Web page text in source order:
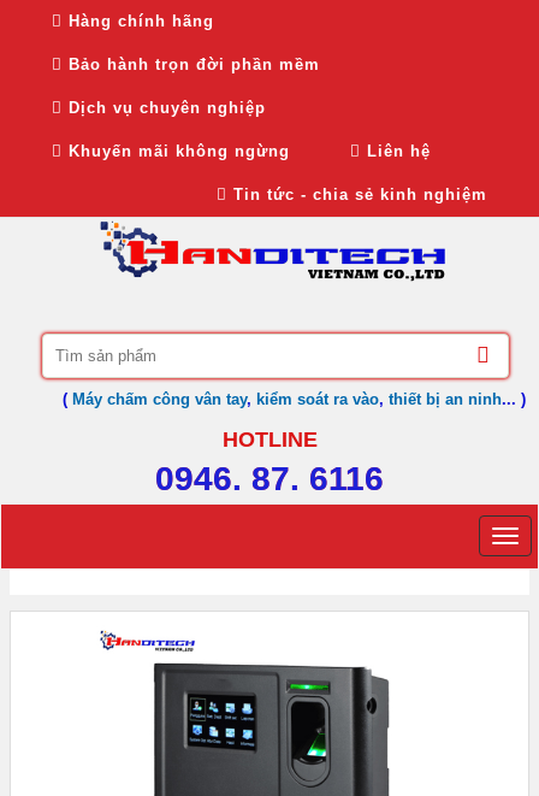
Hàng chính hãng
Bảo hành trọn đời phần mềm
Dịch vụ chuyên nghiệp
Khuyến mãi không ngừng Liên hệ
Tin tức - chia sẻ kinh nghiệm
( Máy chấm công vân tay, kiểm soát ra vào, thiết bị an ninh... )
HOTLINE
0946. 87. 6116